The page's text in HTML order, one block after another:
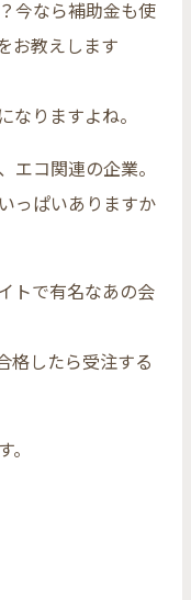
今なら補助金も使
お教えします
なりますよね。
エコ関連の企業。
っぱいありますか
トで有名なあの会
格したら受注する